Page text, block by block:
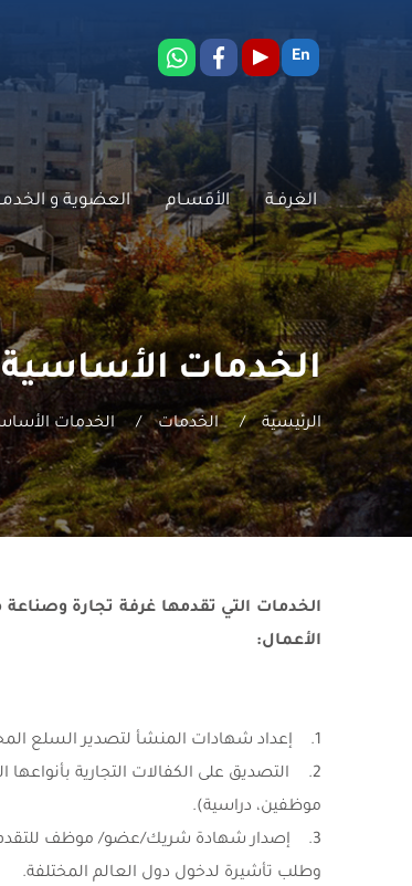
En
الغرفـة الأقسـام العضوية و
الخدمات الأساسية
الرئيسية / الخدمات / الخدمات
الخدمات التي تقدمها غرفة تجارة
الأعمال:
1. إعداد شهادات المنشأ لتصدير السلع المحلية الصنع للخارج.
2. التصديق على الكفالات التجارية
موظفين، دراسية).
3. إصدار شهادة شريك/عضو/ موظف
وطلب تأشيرة لدخول دول العالم المختلفة.